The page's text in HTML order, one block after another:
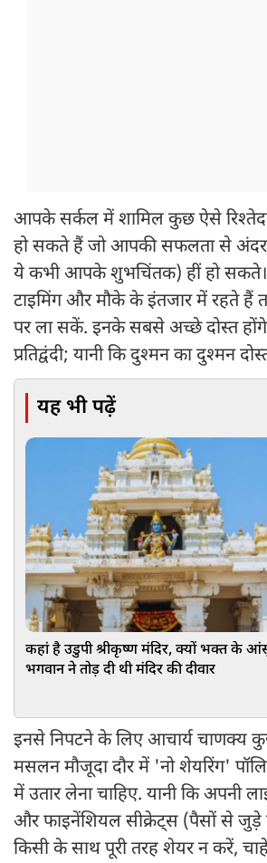
आपके सर्कल में शामिल कुछ ऐसे
हो सकते हैं जो आपकी सफलता से
ये कभी आपके शुभचिंतक) हीं हो
टाइमिंग और मौके के इंतजार में रहते हैं
पर ला सकें. इनके सबसे अच्छे दोस्त
प्रतिद्वंदी; यानी कि दुश्मन का दुश्मन
यह भी पढ़ें
कहां है उडुपी श्रीकृष्ण मंदिर, क्यों भक्त के
भगवान ने तोड़ दी थी मंदिर की दीवार
इनसे निपटने के लिए आचार्य चाणक्य
मसलन मौजूदा दौर में 'नो शेयरिंग'
में उतार लेना चाहिए. यानी कि अपनी
और फाइनेंशियल सीक्रेट्स (पैसों से जुड़े
किसी के साथ पूरी तरह शेयर न करें, चाहे